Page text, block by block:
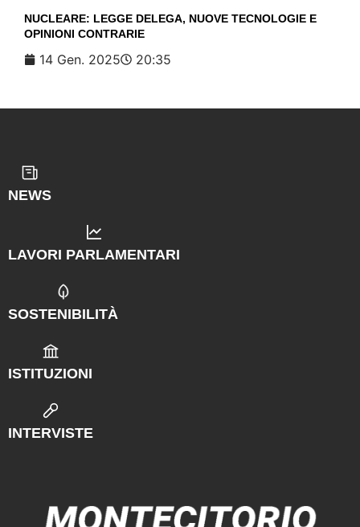
NUCLEARE: LEGGE DELEGA, NUOVE TECNOLOGIE E
OPINIONI CONTRARIE
14 Gen. 2025 20:35
NEWS
LAVORI PARLAMENTARI
SOSTENIBILITÀ
ISTITUZIONI
INTERVISTE